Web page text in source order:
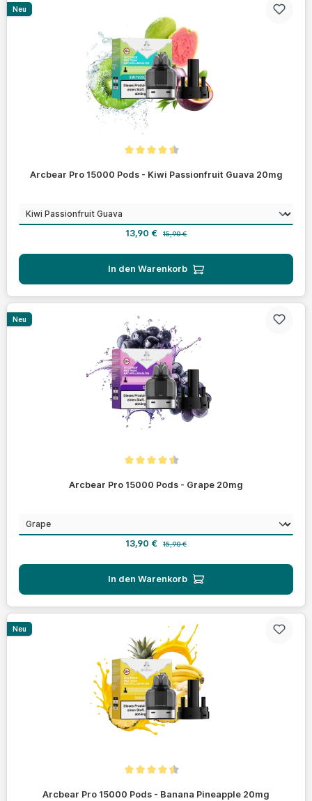
Neu
Arcbear Pro 15000 Pods - Kiwi Passionfruit Guava 20mg
Geschmackauswählen
Verkaufspreis:
13,90 € Regulärer Preis:
15,90 €
In den Warenkorb
Neu
Arcbear Pro 15000 Pods - Grape 20mg
Geschmack
Verkaufspreis:
13,90 € 15,90 €
In den Warenkorb
Neu
Arcbear Pro 15000 Pods - Banana Pineapple 20mg